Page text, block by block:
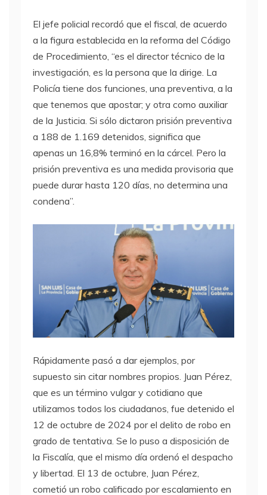
El jefe policial recordó que el fiscal, de acuerdo
a la figura establecida en la reforma del Código
de Procedimiento, “es el director técnico de la
investigación, es la persona que la dirige. La
Policía tiene dos funciones, una preventiva, a la
que tenemos que apostar; y otra como auxiliar
de la Justicia. Si sólo dictaron prisión preventiva
a 188 de 1.169 detenidos, significa que
apenas un 16,8% terminó en la cárcel. Pero la
prisión preventiva es una medida provisoria que
puede durar hasta 120 días, no determina una
condena”.
Rápidamente pasó a dar ejemplos, por
supuesto sin citar nombres propios. Juan Pérez,
que es un término vulgar y cotidiano que
utilizamos todos los ciudadanos, fue detenido el
12 de octubre de 2024 por el delito de robo en
grado de tentativa. Se lo puso a disposición de
la Fiscalía, que el mismo día ordenó el despacho
y libertad. El 13 de octubre, Juan Pérez,
cometió un robo calificado por escalamiento en